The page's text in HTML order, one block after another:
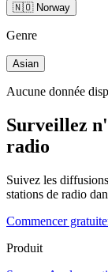
🇳🇴 Norway
Genre
Asian
Aucune donnée
Surveillez
radio
Suivez les
stations de radio
Commencer
Produit